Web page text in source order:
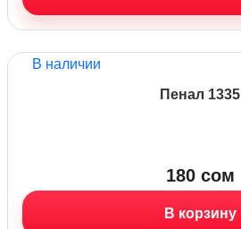
В наличии
Пенал 1335
180 сом
В корзину